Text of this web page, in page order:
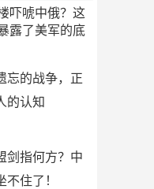
吓唬中俄？这
露了美军的底
忘的战争，正
的认知
剑指何方？中
不住了！